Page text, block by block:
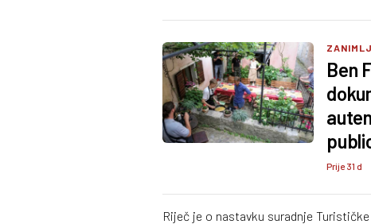
Ben
Prije 31 d
Riječ je o nastavku suradnje